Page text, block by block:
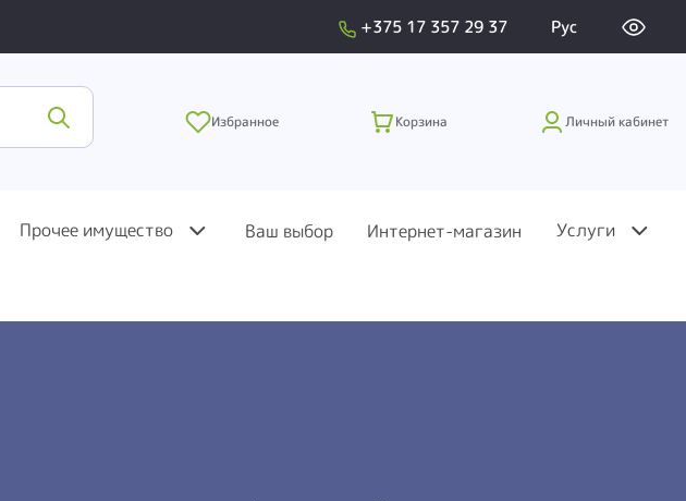
+375 17 357 29 37 Рус
Избранное Корзина Личный кабинет
Прочее имущество Ваш выбор Интернет-магазин Услуги